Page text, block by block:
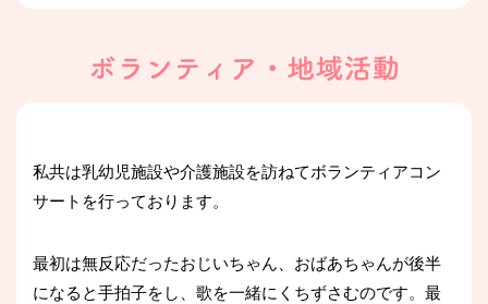
父は随分と耳が遠くなり、手術が不可能な場所に腫瘍が
健康であった頃には、介護なんて意識していませんでし
楽しく快適に生きて欲しい！
私共は乳幼児施設や介護施設を訪ねてボランティアコン
サートを行っております。
最初は無反応だったおじいちゃん、おばあちゃんが後半
になると手拍子をし、歌を一緒にくちずさむのです。最